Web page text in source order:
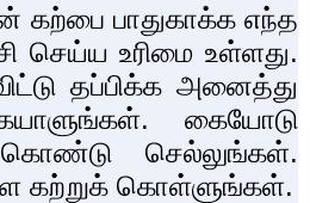
பாதுகாக்க எந்த
செய்ய உரிமை உள்ளது.
தப்பிக்க அனைத்து
கையோடு
கொண்டு செல்லுங்கள்.
கற்றுக் கொள்ளுங்கள்.